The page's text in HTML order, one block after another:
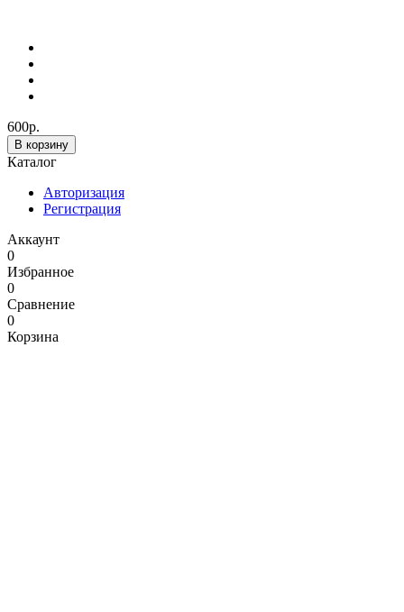
600р.
В корзину
Каталог
Авторизация
Регистрация
Аккаунт
0
Избранное
0
Сравнение
0
Корзина